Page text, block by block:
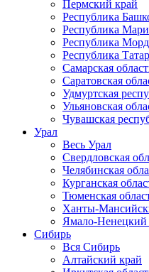
Пермский край
Республика
Республика
Республика
Республика
Самарская
Саратовская
Удмуртская
Ульяновская
Чувашская
Урал
Весь Урал
Свердловская
Челябинская
Курганская
Тюменская
Ханты-
Ямало-Ненецкий
Сибирь
Вся Сибирь
Алтайский край